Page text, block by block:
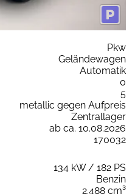
Pkw
Geländewagen
Automatik
0
5
metallic gegen Aufpreis
Zentrallager
ab ca. 10.08.2026
170032
134 kW / 182 PS
Benzin
2.488 cm³